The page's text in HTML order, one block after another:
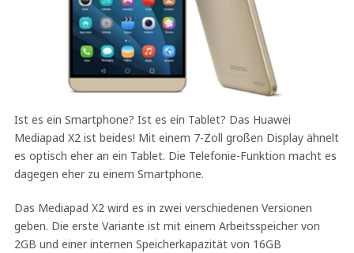
Ist es ein Smartphone? Ist es ein Tablet? Das Huawei
Mediapad X2 ist beides! Mit einem 7-Zoll großen Display ähnelt
es optisch eher an ein Tablet. Die Telefonie-Funktion macht es
dagegen eher zu einem Smartphone.
Das Mediapad X2 wird es in zwei verschiedenen Versionen
geben. Die erste Variante ist mit einem Arbeitsspeicher von
2GB und einer internen Speicherkapazität von 16GB